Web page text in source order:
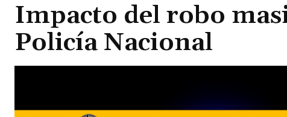
Impacto del robo
Policía Nacional